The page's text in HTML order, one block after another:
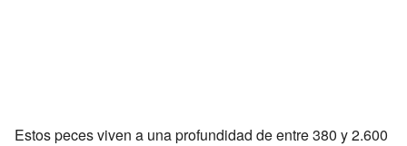
Estos peces viven a una profundidad de entre 380 y 2.600